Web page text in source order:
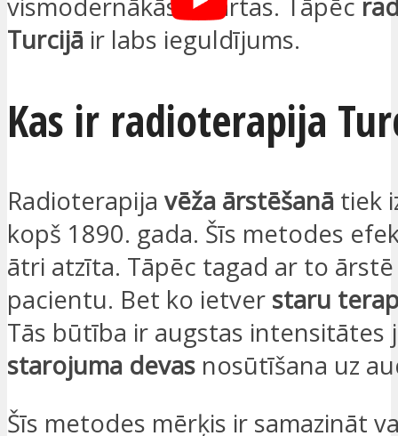
Turcijā ir labs ieguldījums.
Kas ir radioterapija
Radioterapija vēža ārstēšanā tiek
kopš 1890. gada. Šīs metodes
ātri atzīta. Tāpēc tagad ar to ārstē
pacientu. Bet ko ietver staru
Tās būtība ir augstas intensitātes
starojuma devas nosūtīšana uz
Šīs metodes mērķis ir samazināt